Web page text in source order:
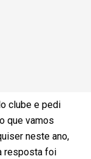
clube e pedi
que vamos
neste ano,
resposta foi